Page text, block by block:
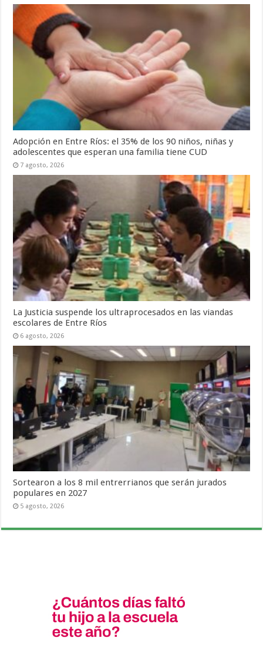
Adopción en Entre Ríos: el 35% de los 90 niños, niñas y
adolescentes que esperan una familia tiene CUD
7 agosto, 2026
La Justicia suspende los ultraprocesados en las viandas
escolares de Entre Ríos
6 agosto, 2026
Sortearon a los 8 mil entrerrianos que serán jurados
populares en 2027
5 agosto, 2026